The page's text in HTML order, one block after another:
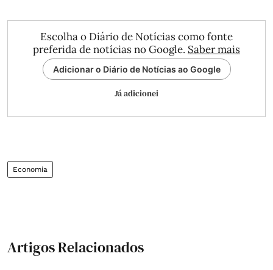
Escolha o Diário de Notícias como fonte
preferida de notícias no Google. Saber mais
Adicionar o Diário de Notícias ao Google
Já adicionei
Economia
Artigos Relacionados